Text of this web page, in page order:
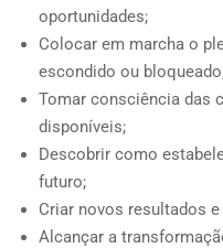
oportunidades;
Colocar em marcha o
escondido ou
Tomar consciência das
disponíveis;
Descobrir como
futuro;
Criar novos resultados
Alcançar a